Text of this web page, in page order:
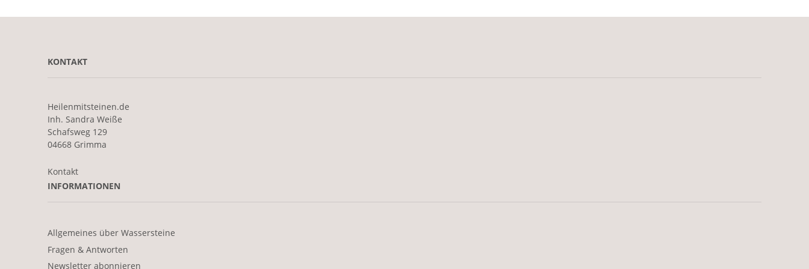
KONTAKT
Heilenmitsteinen.de
Inh. Sandra Weiße
Schafsweg 129
04668 Grimma
Kontakt
INFORMATIONEN
Allgemeines über Wassersteine
Fragen & Antworten
Newsletter abonnieren